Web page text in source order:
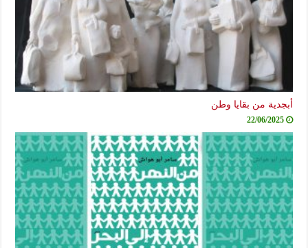
أبجدية من بقايا وطن
22/06/2025